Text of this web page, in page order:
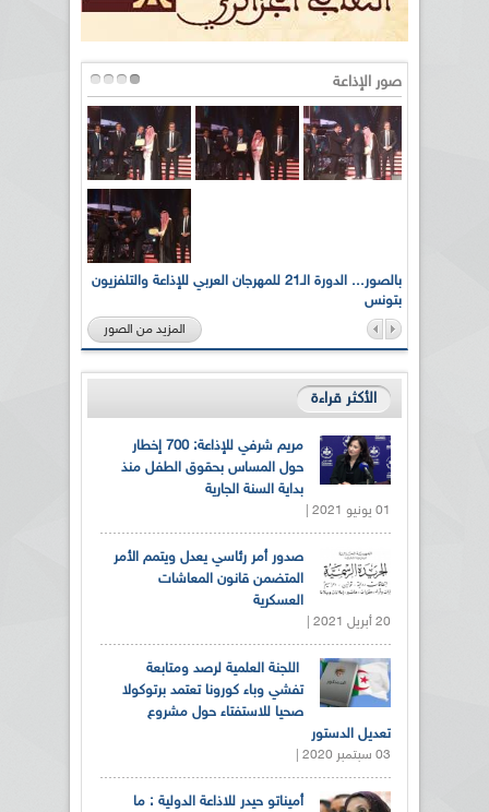
صور الإذاعة
بالصور... الدورة الـ21 للمهرجان العربي للإذاعة والتلفزيون
بتونس
المزيد من الصور
الأكثر قراءة
مريم شرفي للإذاعة: 700 إخطار
حول المساس بحقوق الطفل منذ
بداية السنة الجارية
01 يونيو 2021 |
صدور أمر رئاسي يعدل ويتمم الأمر
المتضمن قانون المعاشات
العسكرية
20 أبريل 2021 |
اللجنة العلمية لرصد ومتابعة
تفشي وباء كورونا تعتمد برتوكولا
صحيا للاستفتاء حول مشروع
تعديل الدستور
03 سبتمبر 2020 |
أميناتو حيدر للاذاعة الدولية : ما